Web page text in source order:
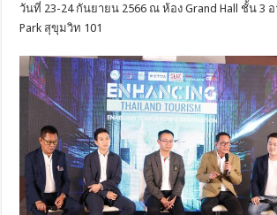
วันที่ 23-24 กันยายน 2566 ณ ห้อง Grand Hall ชั้น 3 อ
Park สุขุมวิท 101